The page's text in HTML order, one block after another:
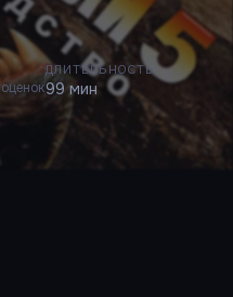
ДЛИТЕЛЬНОСТЬ
99 мин